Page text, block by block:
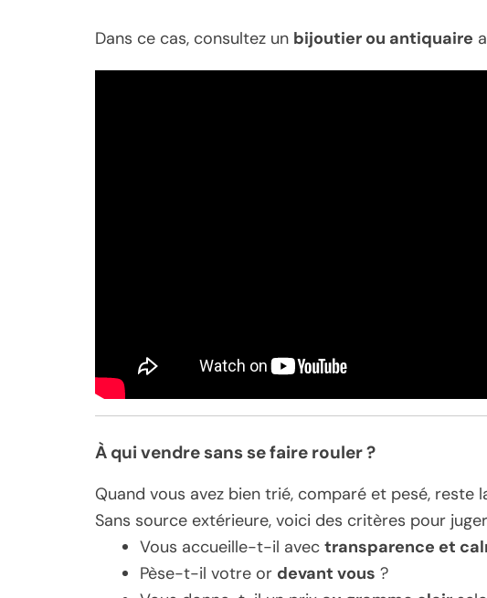
Dans ce cas, consultez un bijoutier ou antiquaire
À qui vendre sans se faire rouler ?
Quand vous avez bien trié, comparé et pesé, reste
Sans source extérieure, voici des critères pour
Vous accueille-t-il avec transparence et
Pèse-t-il votre or devant vous ?